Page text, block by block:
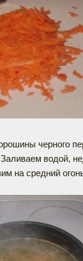
черного
водой,
на средний